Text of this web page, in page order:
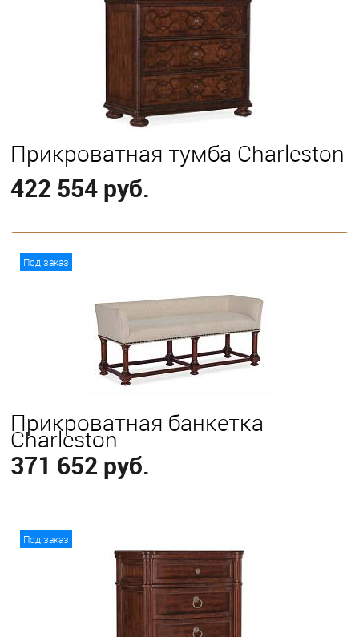
Прикроватная тумба Charleston
422 554 руб.
Под заказ
Прикроватная банкетка
Charleston
371 652 руб.
Под заказ